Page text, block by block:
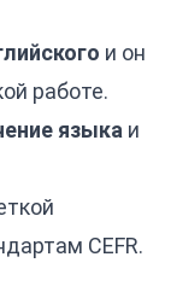
и он
работе.
языка и
CEFR.